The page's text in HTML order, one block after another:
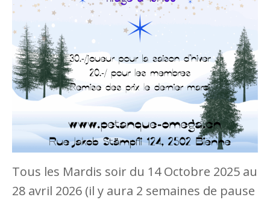
Tous les Mardis soir du 14 Octobre 2025 au
28 avril 2026 (il y aura 2 semaines de pause